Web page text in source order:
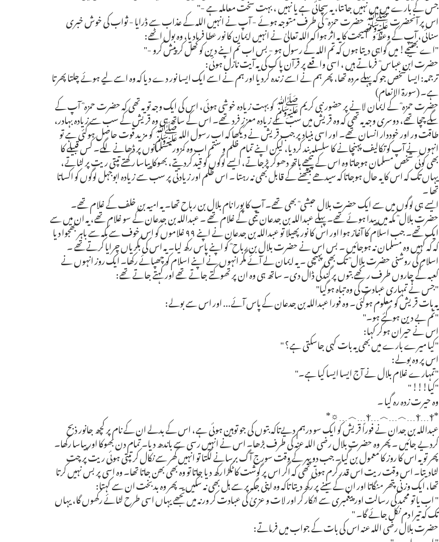
جس کے بارے میں میں نہیں جانتا، یہ سچائی ہے یا نہیں ، بہت سخت معاملہ ہے -"
اس پر آنحضرت ﷺ حضرت حمزہ ؓ کی طرف متوجہ ہوئے - آپ نے انہیں اللہ کے عذاب سے ڈرایا - ثواب کی خوش خبری
سنائی، آپ کے وعظ و نصیحت کا یہ اثر ہوا کہ اللہ تعالیٰ نے انہیں ایمان کا نور عطا فرمادیا، وہ بول اٹھے:
"اے بھتیجے! میں گواہی دیتا ہوں کہ تم اللہ کے رسول ہو - بس اب تم اپنے دین کو کھل کر پیش کرو -"
حضرت ابن عباس ؓ فرماتے ہیں ، اسی واقعے پر قرآن پاک کی یہ آیت نازل ہوئی:
ترجمہ: ایسا شخص جو کہ پہلے مردہ تھا، پھر ہم نے اسے زندہ کردیا اور ہم نے اسے ایک ایسا نور دے دیا کہ وہ اسے لیے ہوئے چلتا پھرتا
ہے۔ (سورة الانعام)
حضرت حمزہ ؓ کے ایمان لانے پر حضور نبی کریم ﷺ کو بہت زیادہ خوشی ہوئی، اس کی ایک وجہ تو یہ تھی کہ حضرت حمزہ ؓ آپ کے
سگے چچا تھے، دوسری وجہ یہ تھی کہ وہ قریش میں سب سے زیادہ معزز فرد تھے۔ اس کے ساتھ ہی وہ قریش کے سب سے زیادہ بہادر،
طاقت ور اور خوددار انسان تھے۔ اور اسی بنیاد پر جب قریش نے دیکھا کہ اب رسول اللہ ﷺ کو مزید قوت حاصل ہوگئی ہے تو
انہوں نے آپ کو تکالیف پہنچانے کا سلسلہ بند کردیا، لیکن اپنے تمام ظلم و ستم اب وہ کمزور مسلمانوں پر ڈھانے لگے۔ کس قبیلے کا
بھی کوئی شخص مسلمان ہوجاتا وہ اس کے پیچھے ہاتھ دھوکر پڑجاتے، ایسے لوگوں کو قید کردیتے، بھوکا پیاسا رکھتے تپتی ریت پر لٹاتے،
یہاں تک کہ اس کا یہ حال ہوجاتا کہ سیدھے بیٹھنے کے قابل بھی نہ رہتا ۔ اس ظلم اور زیادتی پر سب سے زیادہ ابوجہل لوگوں کو اکساتا
تھا ۔
ایسے ہی لوگوں میں سے ایک حضرت بلال حبشی ؓ بھی تھے۔ آپ کا پورا نام بلال بن رباح تھا۔ یہ امیہ بن خلف کے غلام تھے۔
حضرت بلال ؓ مکہ میں پیدا ہوئے تھے۔ پہلے عبداللہ بن جدعان تیمی کے غلام تھے ۔ عبداللہ بن جدعان کے سو غلام تھے، یہ ان میں سے
ایک تھے۔ جب اسلام کا آغاز ہوا اور اس کا نور پھیلا تو عبداللہ بن جدعان نے اپنے ٩٩ غلاموں کو اس خوف سے مکہ سے باہر بھجوا دیا
کہ کہ کہیں وہ مسلمان نہ ہوجائیں ۔ بس اس نے حضرت بلال بن رباح ؓ کو اپنے پاس رکھ لیا۔ یہ اس کی بکریاں چرایا کرتےتھے ۔
اسلام کی روشنی حضرت بلال ؓ تک بھی پہنچی ۔ یہ ایمان لے آئے مگر انہوں نے اپنے اسلام کو چھپائے رکھا۔ ایک روز انہوں نے
کعبہ کے چاروں طرف رکھے بتوں پر گندگی ڈال دی۔ ساتھ ہی وہ ان پر تھوکتے جاتے تھے اور کہتے جاتے تھے:
"جس نے تمہاری عبادت کی وہ تباہ ہوگیا"
یہ بات قریش کو معلوم ہوگئی۔ وہ فورا عبداللہ بن جدعان کے پاس آئے... اور اس سے بولے:
"تم بے دین ہوگئے ہو۔"
اس نے حیران ہوکر کہا:
"کیا میرے بارے میں بھی یہ بات کہی جاسکتی ہے؟ "
اس پر وہ بولے:
"تمہارے غلام بلال نے آج ایسا ایسا کیا ہے۔"
"کیا!!! "
وہ حیرت زدہ رہ گیا ۔
*ⲯ﹍︿﹍︿﹍ⲯ﹍ⲯ﹍︿﹍☼*
عبداللہ بن جدان نے فوراً قریش کو ایک سو درہم دیےتاکہ بتوں کی جو توہین ہوئی ہے، اس کے بدلے ان کے نام پر کچھ جانور ذبح
کردیے جائیں ۔ پھر وہ حضرت بلال رضی الله عنہ کی طرف بڑھا۔ اس نے انہیں رسی سے باندھ دیا۔ تمام دن بھوکا اور پیاسا رکھا۔
پھر تو یہ اس کا روز کا معمول بن گیا۔ جب دوپہر کے وقت سورج آگ برسانے لگتا تو انہیں گھر سے نکال کر تپتی ہوئی ریت پر چت
لٹادیتا۔ اس وقت ریت اس قدر گرم ہوتی تھی کہ اگر اس پر گوشت کا ٹکڑا رکھ دیا جاتا تو وہ بھی بھن جاتا تھا۔ وہ اسی پر بس نہیں کرتا
تھا، ایک وزنی پتھر منگاتا اور ان کے سینے پر رکھ دیتا تاکہ وہ اپنی جگہ پر سے ہل بھی نہ سکیں ۔ پھر وہ بدبخت ان سے کہتا:
" اب یا تو محمد کی رسالت اور پیغمبری سے انکار کر اور لات و عزیٰ کی عبادت کر ورنہ میں تجھے یہاں اسی طرح لٹائے رکھوں گا، یہاں
تک کہ تیرا دم نکل جائے گا۔ "
حضرت بلال رضی الله عنہ اس کی بات کے جواب میں فرماتے: